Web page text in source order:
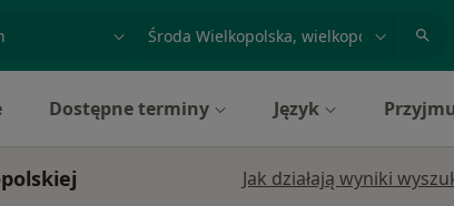
lub nazwiskomiasto lub dzielnica
Dostępne terminy Język
Jak działają wyniki